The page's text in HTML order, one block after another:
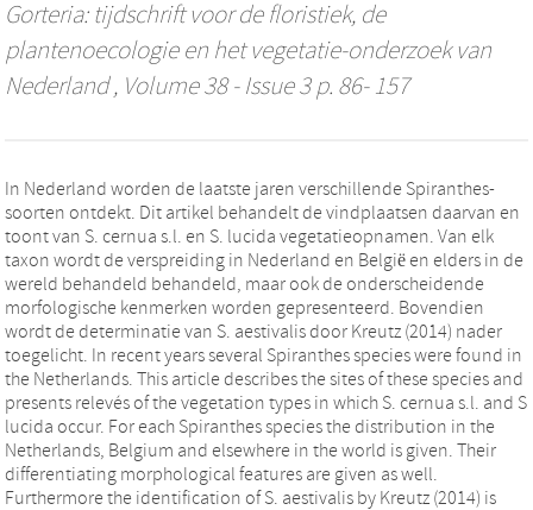
Gorteria: tijdschrift voor de floristiek, de
plantenoecologie en het vegetatie-onderzoek van
Nederland, Volume 38 - Issue 3 p. 86- 157
In Nederland worden de laatste jaren verschillende Spiranthes-
soorten ontdekt. Dit artikel behandelt de vindplaatsen daarvan en
toont van S. cernua s.l. en S. lucida vegetatieopnamen. Van elk
taxon wordt de verspreiding in Nederland en Belgiё en elders in de
wereld behandeld behandeld, maar ook de onderscheidende
morfologische kenmerken worden gepresenteerd. Bovendien
wordt de determinatie van S. aestivalis door Kreutz (2014) nader
toegelicht. In recent years several Spiranthes species were found in
the Netherlands. This article describes the sites of these species and
presents relevés of the vegetation types in which S. cernua s.l. and S
lucida occur. For each Spiranthes species the distribution in the
Netherlands, Belgium and elsewhere in the world is given. Their
differentiating morphological features are given as well.
Furthermore the identification of S. aestivalis by Kreutz (2014) is